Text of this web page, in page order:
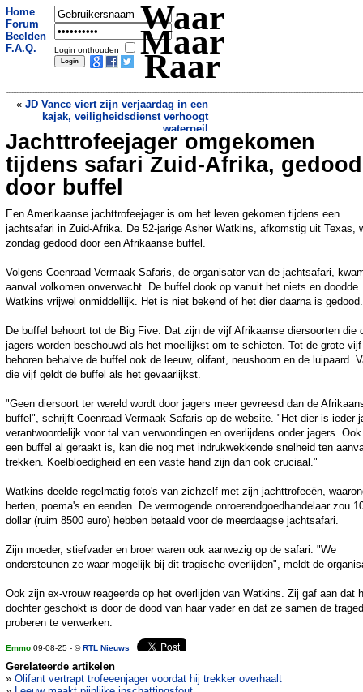
Home
Forum
Beelden
F.A.Q.
Login onthouden
Waar
Maar
Raar
« JD Vance viert zijn verjaardag in een
kajak, veiligheidsdienst verhoogt
waterpeil
Maakt bier drinken op de werkvloer je
echt productiever?»
Jachttrofeejager omgekomen
tijdens safari Zuid-Afrika, gedood
door buffel
Een Amerikaanse jachttrofeejager is om het leven gekomen tijdens een
jachtsafari in Zuid-Afrika. De 52-jarige Asher Watkins, afkomstig uit Texas,
zondag gedood door een Afrikaanse buffel.
Volgens Coenraad Vermaak Safaris, de organisator van de jachtsafari,
aanval volkomen onverwacht. De buffel dook op vanuit het niets en doodde
Watkins vrijwel onmiddellijk. Het is niet bekend of het dier daarna is gedood.
De buffel behoort tot de Big Five. Dat zijn de vijf Afrikaanse diersoorten die
jagers worden beschouwd als het moeilijkst om te schieten. Tot de grote vijf
behoren behalve de buffel ook de leeuw, olifant, neushoorn en de luipaard.
die vijf geldt de buffel als het gevaarlijkst.
"Geen diersoort ter wereld wordt door jagers meer gevreesd dan de
buffel", schrijft Coenraad Vermaak Safaris op de website. "Het dier is ieder
verantwoordelijk voor tal van verwondingen en overlijdens onder jagers.
een buffel al geraakt is, kan die nog met indrukwekkende snelheid ten
trekken. Koelbloedigheid en een vaste hand zijn dan ook cruciaal."
Watkins deelde regelmatig foto's van zichzelf met zijn jachttrofeeën,
herten, poema's en eenden. De vermogende onroerendgoedhandelaar zou
dollar (ruim 8500 euro) hebben betaald voor de meerdaagse jachtsafari.
Zijn moeder, stiefvader en broer waren ook aanwezig op de safari. "We
ondersteunen ze waar mogelijk bij dit tragische overlijden", meldt de
Ook zijn ex-vrouw reageerde op het overlijden van Watkins. Zij gaf aan dat
dochter geschokt is door de dood van haar vader en dat ze samen de
proberen te verwerken.
Emmo 09-08-25 - ©RTL Nieuws
Gerelateerde artikelen
» Olifant vertrapt trofeeenjager voordat hij trekker overhaalt